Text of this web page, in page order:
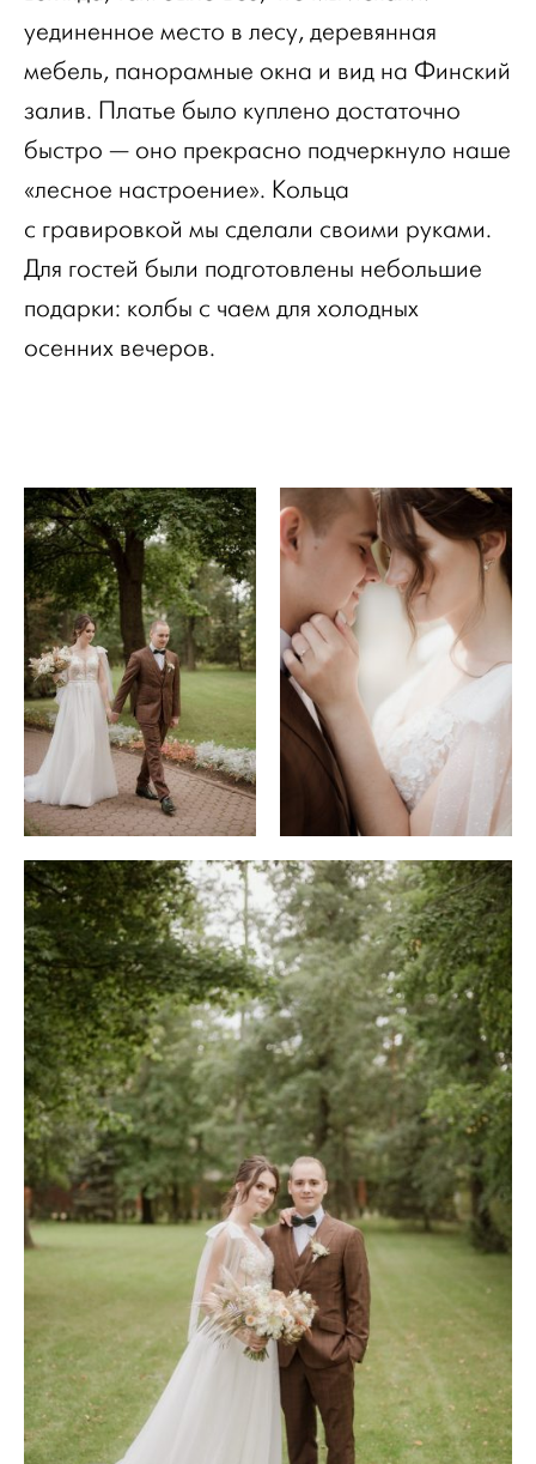
уединенное место в лесу, деревянная
мебель, панорамные окна и вид на Финский
залив. Платье было куплено достаточно
быстро — оно прекрасно подчеркнуло наше
«лесное настроение». Кольца
с гравировкой мы сделали своими руками.
Для гостей были подготовлены небольшие
подарки: колбы с чаем для холодных
осенних вечеров.